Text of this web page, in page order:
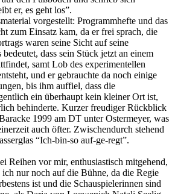
er, es geht los”.
vorgestellt: Programmhefte und das
zum Einsatz kam, da er frei sprach, die
waren seine Sicht auf seine
dass sein Stück jetzt an einem
samt Lob des experimentellen
und er gebrauchte da noch einige
bis ihm auffiel, dass die
ein überhaupt kein kleiner Ort ist,
behinderte. Kurzer freudiger Rückblick
1999 am DT unter Ostermeyer, was
auch öfter. Zwischendurch stehend
“Ich-bin-so auf-ge-regt”.
Reihen vor mir, enthusiastisch mitgehend,
ich nur noch auf die Bühne, da die Regie
ist und die Schauspielerinnen sind